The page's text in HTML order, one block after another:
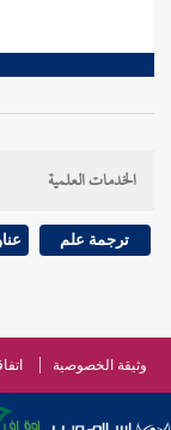
الخدمات العلمية
ترجمة علم
وثيقة الخصوصية